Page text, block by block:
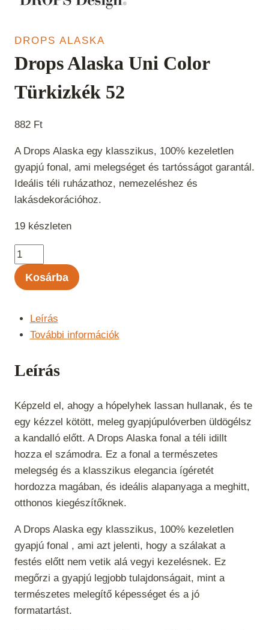
DROPS ALASKA
Drops Alaska Uni Color
Türkizkék 52
882 Ft
A Drops Alaska egy klasszikus, 100% kezeletlen
gyapjú fonal, ami melegséget és tartósságot garantál.
Ideális téli ruházathoz, nemezeléshez és
lakásdekorációhoz.
19 készleten
Drops
Alaska
Uni
Türkizkék
52
Kosárba
Leírás
További információk
Leírás
Képzeld el, ahogy a hópelyhek lassan hullanak, és te
egy kézzel kötött, meleg gyapjúpulóverben üldögélsz
a kandalló előtt. A Drops Alaska fonal a téli idillt
hozza el számodra. Ez a fonal a természetes
melegség és a klasszikus elegancia ígéretét
hordozza magában, és ideális alapanyaga a meghitt,
otthonos kiegészítőknek.
A Drops Alaska egy klasszikus, 100% kezeletlen
gyapjú fonal , ami azt jelenti, hogy a szálakat a
festés előtt nem vetik alá vegyi kezelésnek. Ez
megőrzi a gyapjú legjobb tulajdonságait, mint a
természetes melegítő képességet és a jó
formatartást.